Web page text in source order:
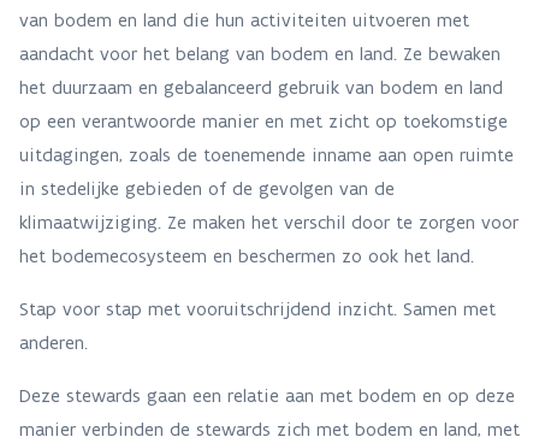
van bodem en land die hun activiteiten uitvoeren met
aandacht voor het belang van bodem en land. Ze bewaken
het duurzaam en gebalanceerd gebruik van bodem en land
op een verantwoorde manier en met zicht op toekomstige
uitdagingen, zoals de toenemende inname aan open ruimte
in stedelijke gebieden of de gevolgen van de
klimaatwijziging. Ze maken het verschil door te zorgen voor
het bodemecosysteem en beschermen zo ook het land.
Stap voor stap met vooruitschrijdend inzicht. Samen met
anderen.
Deze stewards gaan een relatie aan met bodem en op deze
manier verbinden de stewards zich met bodem en land, met